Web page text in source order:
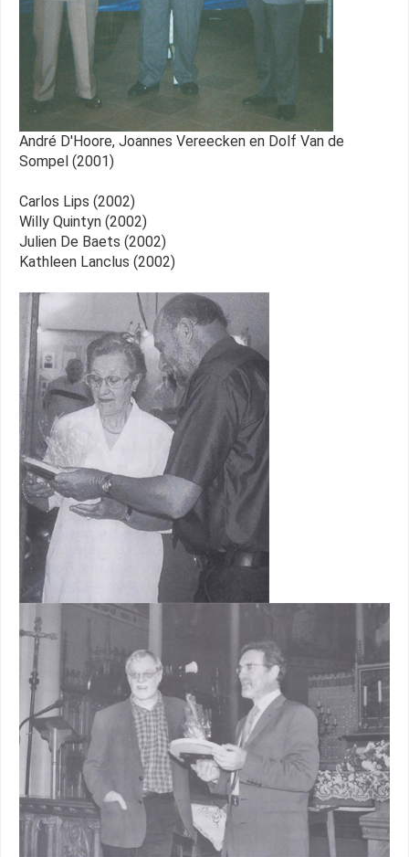
André D'Hoore, Joannes Vereecken en Dolf Van de
Sompel (2001)
Carlos Lips (2002)
Willy Quintyn (2002)
Julien De Baets (2002)
Kathleen Lanclus (2002)